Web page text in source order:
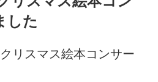
した
リスマス絵本コンサー